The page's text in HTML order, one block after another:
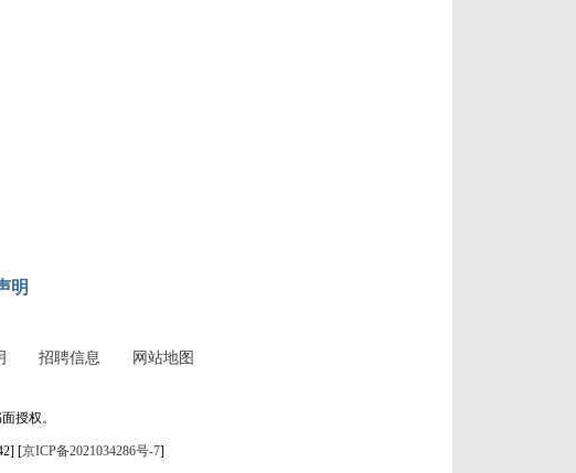
明
招聘信息 网站地图
授权。
[京ICP备2021034286号-7]